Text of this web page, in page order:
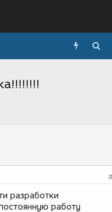
разработки
работу